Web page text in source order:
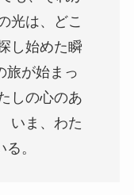
光は、どこ
し始めた瞬
旅が始まっ
しの心のあ
いま、わた
。